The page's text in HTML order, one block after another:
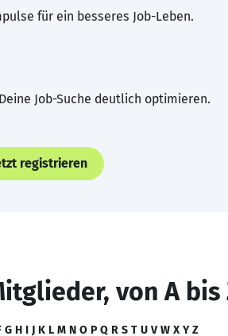
für ein besseres Job-Leben.
Job-Suche deutlich optimieren.
registrieren
von A bis
G H I J K L M N O P Q R S T U V W X Y Z